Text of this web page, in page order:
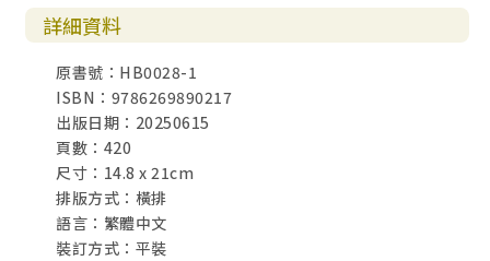
詳細資料
原書號：HB0028-1
ISBN：9786269890217
出版日期：20250615
頁數：420
尺寸：14.8 x 21cm
排版方式：橫排
語言：繁體中文
裝訂方式：平裝